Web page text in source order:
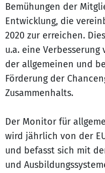
Bemühungen der
Entwicklung, die
2020 zur erreichen.
u.a. eine
der allgemeinen und
Förderung der
Zusammenhalts.
Der Monitor für
wird jährlich von der
und befasst sich mit
und